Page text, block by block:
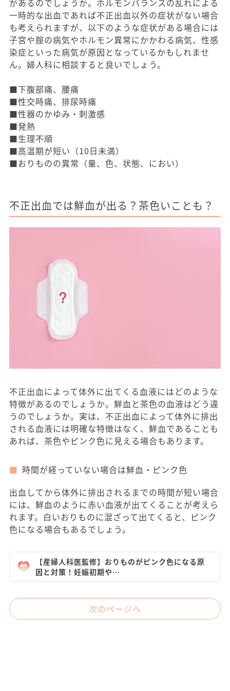
があるのでしょうか。ホルモンバランスの乱れによる
一時的な出血であれば不正出血以外の症状がない場合
も考えられますが、以下のような症状がある場合には
子宮や腟の病気やホルモン異常にかかわる病気、性感
染症といった病気が原因となっているかもしれませ
ん。婦人科に相談すると良いでしょう。
■下腹部痛、腰痛
■性交時痛、排尿時痛
■性器のかゆみ・刺激感
■発熱
■生理不順
■高温期が短い（10日未満）
■おりものの異常（量、色、状態、におい）
不正出血では鮮血が出る？茶色いことも？
不正出血によって体外に出てくる血液にはどのような
特徴があるのでしょうか。鮮血と茶色の血液はどう違
うのでしょうか。実は、不正出血によって体外に排出
される血液には明確な特徴はなく、鮮血であることも
あれば、茶色やピンク色に見える場合もあります。
時間が経っていない場合は鮮血・ピンク色
出血してから体外に排出されるまでの時間が短い場合
には、鮮血のように赤い血液が出てくることが考えら
れます。白いおりものに混ざって出てくると、ピンク
色になる場合もあるでしょう。
【産婦人科医監修】おりものがピンク色になる原
因と対策！妊娠初期や…
次のページへ